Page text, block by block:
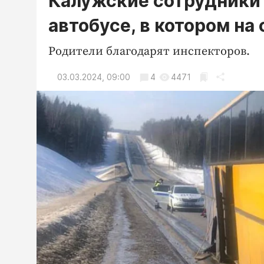
автобусе, в котором
Родители благодарят инспекторов.
03.03.2024, 09:00 4 4471